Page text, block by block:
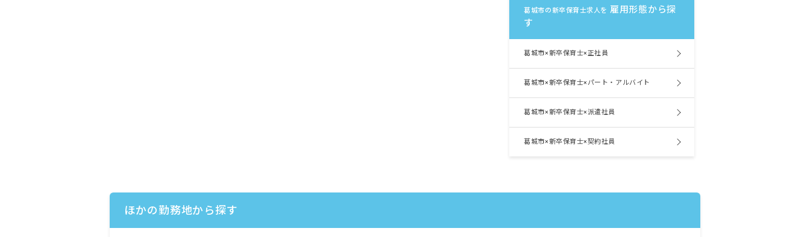
葛城市の新卒保育士求人を 雇用形態から探
す
葛城市×新卒保育士×正社員
葛城市×新卒保育士×パート・アルバイト
葛城市×新卒保育士×派遣社員
葛城市×新卒保育士×契約社員
ほかの勤務地から探す